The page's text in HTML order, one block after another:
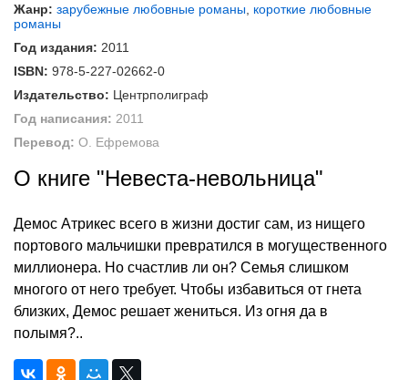
Жанр: зарубежные любовные романы короткие любовные
романы
Год издания: 2011
ISBN: 978-5-227-02662-0
Издательство: Центрполиграф
Год написания: 2011
Перевод: О. Ефремова
О книге "Невеста-невольница"
Демос Атрикес всего в жизни достиг сам, из нищего
портового мальчишки превратился в могущественного
миллионера. Но счастлив ли он? Семья слишком
многого от него требует. Чтобы избавиться от гнета
близких, Демос решает жениться. Из огня да в
полымя?..